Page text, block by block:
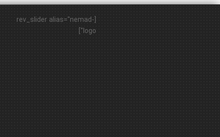
[rev_slider alias="nemad-
logo"]